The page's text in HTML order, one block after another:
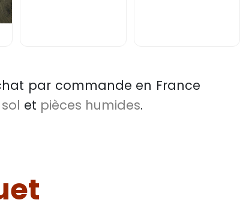
par commande en France
et pièces humides.